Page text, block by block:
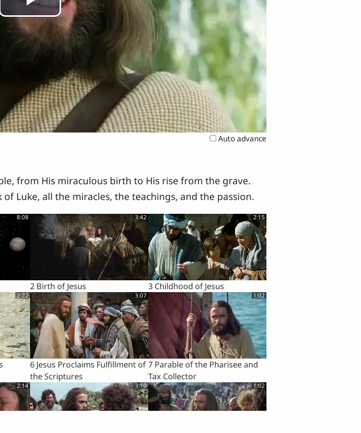
Play
Video
Auto advance
from His miraculous birth to His rise from the grave.
Luke, all the miracles, the teachings, and the passion.
8:08 3:42
2 Birth of Jesus
2:15
3 Childhood of Jesus
2:22 3:07
6 Jesus Proclaims Fulfillment of
the Scriptures
1:02
7 Parable of the Pharisee and
Tax Collector
2:14 3:10 1:02